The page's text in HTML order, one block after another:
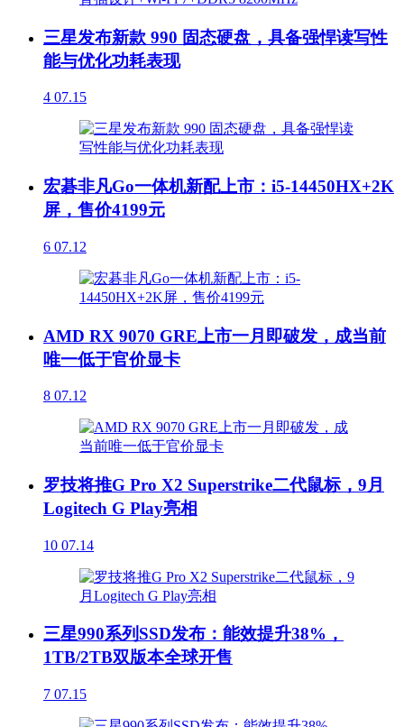
三星发布新款 990 固态硬盘，具备强悍读写性
能与优化功耗表现
4 07.15
宏碁非凡Go一体机新配上市：i5-14450HX+2K
屏，售价4199元
6 07.12
AMD RX 9070 GRE上市一月即破发，成当前
唯一低于官价显卡
8 07.12
罗技将推G Pro X2 Superstrike二代鼠标，9月
Logitech G Play亮相
10 07.14
三星990系列SSD发布：能效提升38%，
1TB/2TB双版本全球开售
7 07.15